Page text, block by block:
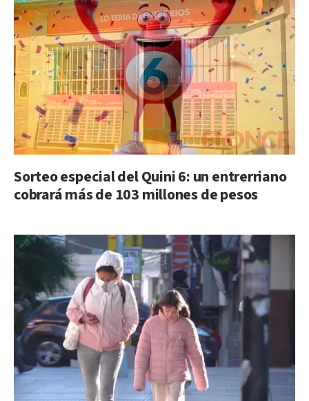
Sorteo especial del Quini 6: un entrerriano
cobrará más de 103 millones de pesos